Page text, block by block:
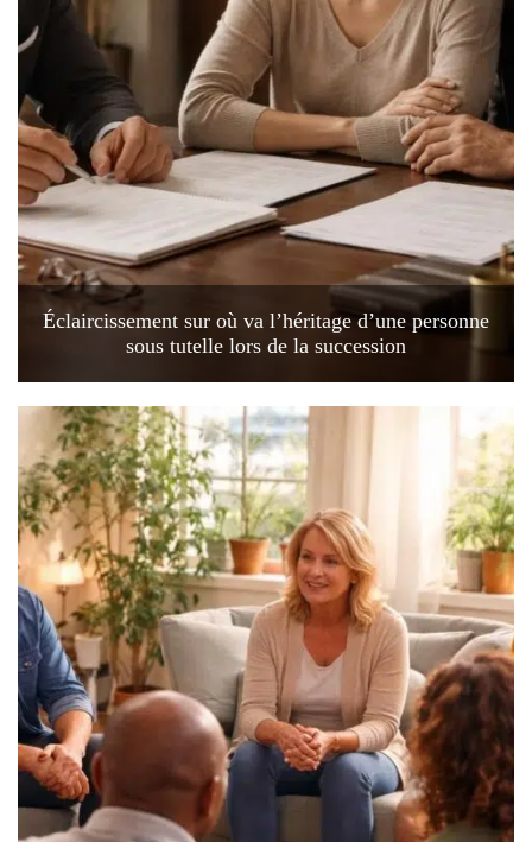
Éclaircissement sur où va l’héritage d’une personne
sous tutelle lors de la succession